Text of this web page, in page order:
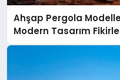
Ahşap Pergola
Modern Tasarım